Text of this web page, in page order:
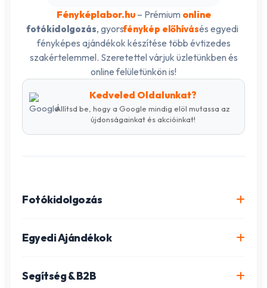
Fényképlabor.hu– Prémium online
fotókidolgozás, gyorsfénykép előhívásés egyedi
fényképes ajándékok készítése több évtizedes
szakértelemmel. Szeretettel várjuk üzletünkben és
online felületünkön is!
Kedveled Oldalunkat?
Állítsd be, hogy a Google mindig elöl mutassa az
újdonságainkat és akcióinkat!
Fotókidolgozás
Igazolványkép készítés
Egyedi Ajándékok
Segítség & B2B